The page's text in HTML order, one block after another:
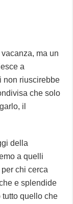
ma un
a
non riuscirebbe
che solo
il
della
a quelli
chi cerca
e splendide
tutto quello che